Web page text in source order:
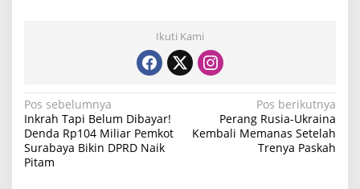
Ikuti Kami
N
a
v
Pos sebelumnya
Inkrah Tapi Belum Dibayar!
Denda Rp104 Miliar Pemkot
Surabaya Bikin DPRD Naik
Pitam
Pos berikutnya
Perang Rusia-Ukraina
Kembali Memanas Setelah
Trenya Paskah